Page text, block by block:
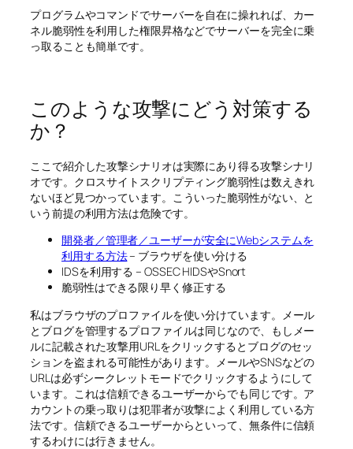
プログラムやコマンドでサーバーを自在に操れれば、カー
ネル脆弱性を利用した権限昇格などでサーバーを完全に乗
っ取ることも簡単です。
このような攻撃にどう対策する
か？
ここで紹介した攻撃シナリオは実際にあり得る攻撃シナリ
オです。クロスサイトスクリプティング脆弱性は数えきれ
ないほど見つかっています。こういった脆弱性がない、と
いう前提の利用方法は危険です。
開発者／管理者／ユーザーが安全にWebシステムを
利用する方法– ブラウザを使い分ける
IDSを利用する – OSSEC HIDSやSnort
脆弱性はできる限り早く修正する
私はブラウザのプロファイルを使い分けています。メール
とブログを管理するプロファイルは同じなので、もしメー
ルに記載された攻撃用URLをクリックするとブログのセッ
ションを盗まれる可能性があります。メールやSNSなどの
URLは必ずシークレットモードでクリックするようにして
います。これは信頼できるユーザーからでも同じです。ア
カウントの乗っ取りは犯罪者が攻撃によく利用している方
法です。信頼できるユーザーからといって、無条件に信頼
するわけには行きません。